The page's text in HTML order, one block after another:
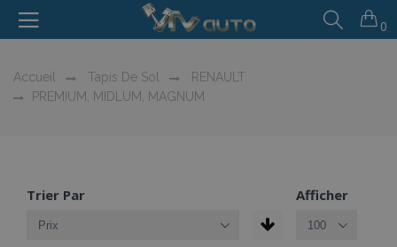
0
Accueil Tapis De Sol
RENAULT
PREMIUM, MIDLUM, MAGNUM
Trier Par Afficher